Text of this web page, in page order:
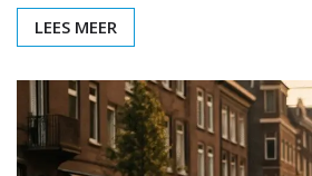
LEES MEER